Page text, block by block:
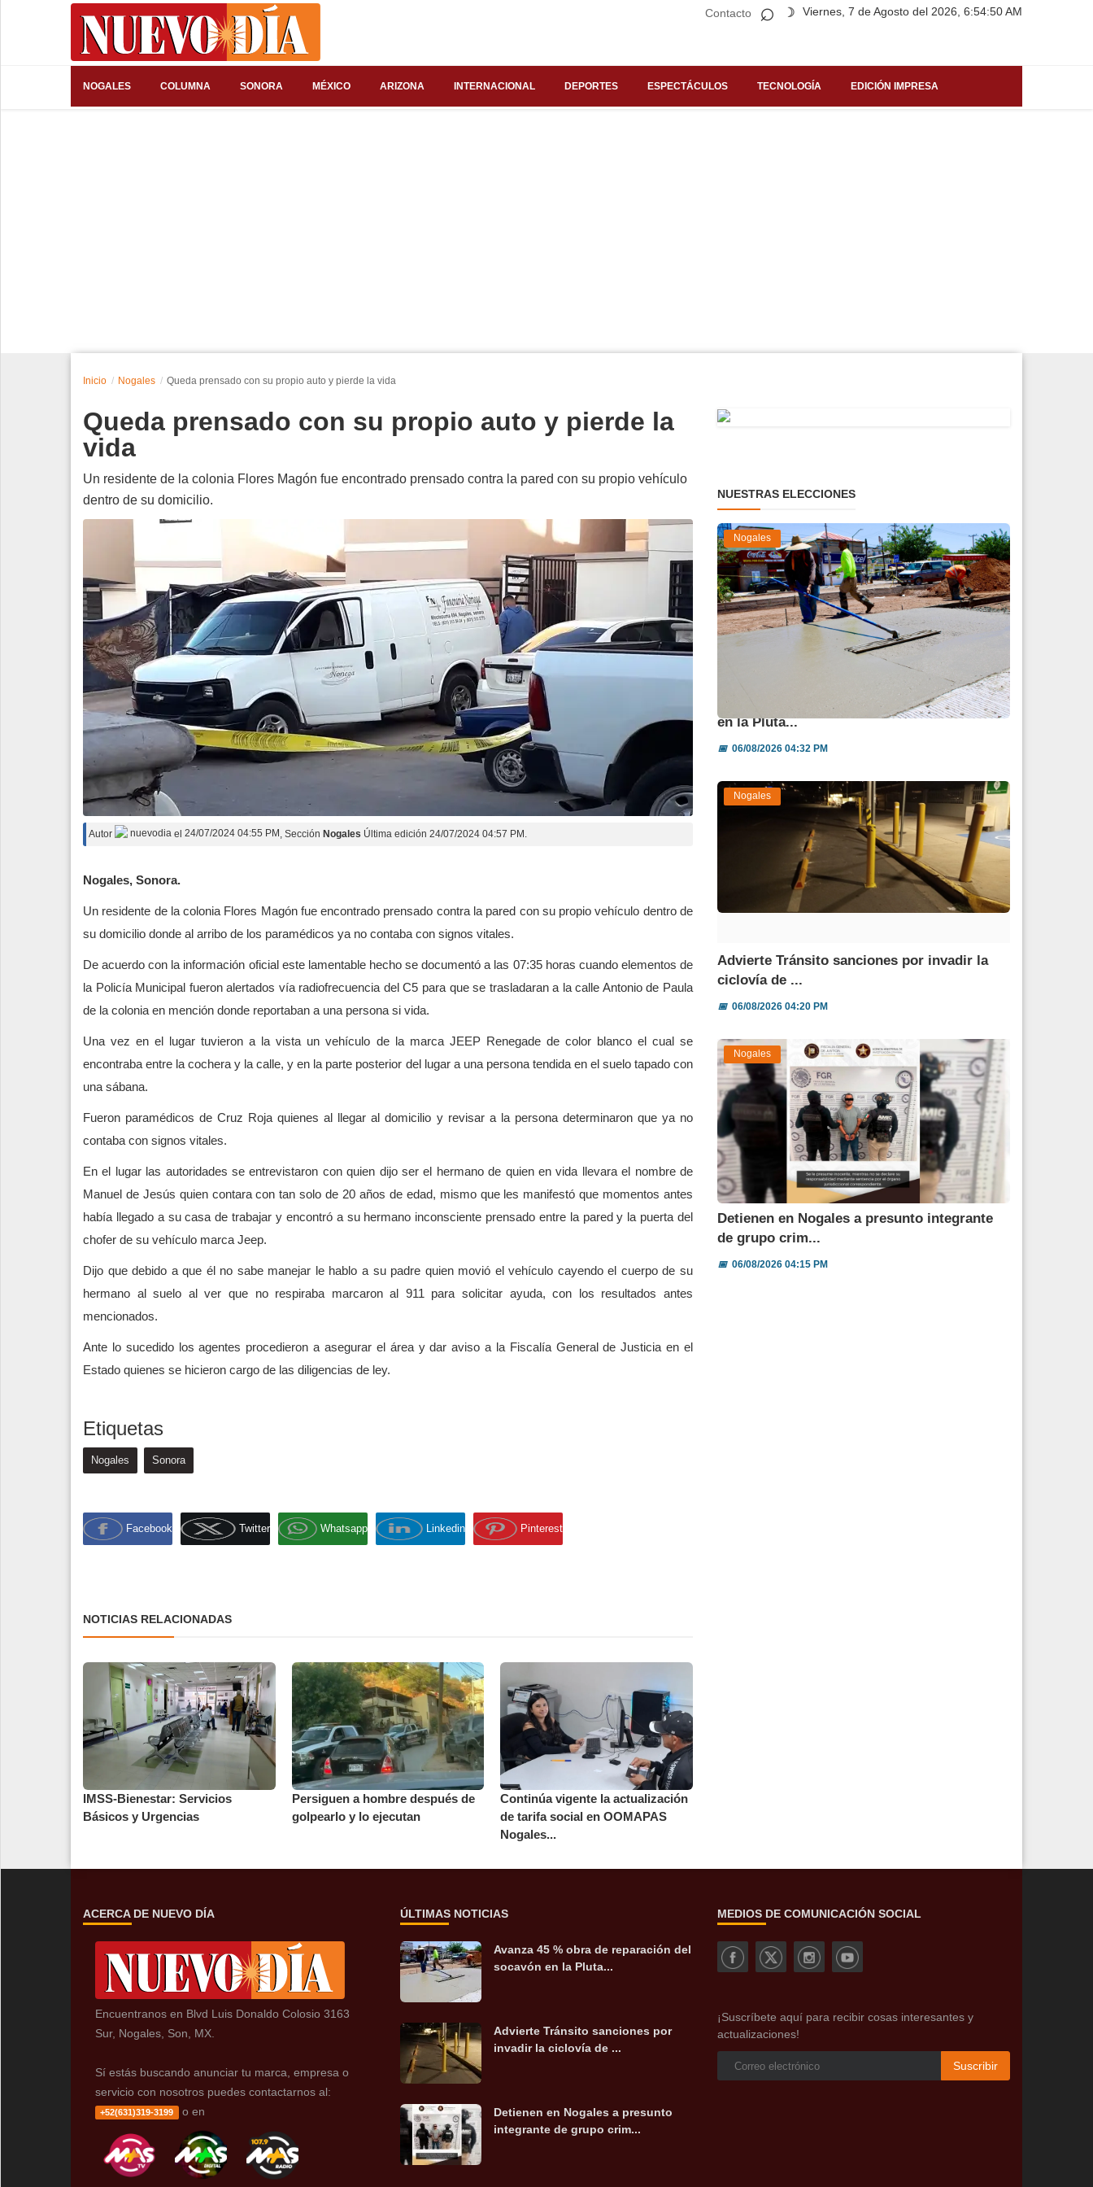
Contacto Viernes, 7 de Agosto del 2026, 6:54:50 AM
⌕ ☽
NOGALES COLUMNA SONORA MÉXICO ARIZONA INTERNACIONAL DEPORTES ESPECTÁCULOS TECNOLOGÍA EDICIÓN IMPRESA
Edición Impresa
Inicio Nogales Queda prensado con su propio auto y pierde la vida
Queda prensado con su propio auto y pierde la
vida
Un residente de la colonia Flores Magón fue encontrado prensado contra la pared con su propio vehículo
dentro de su domicilio.
Autor nuevodia el 24/07/2024 04:55 PM , Sección Nogales Última edición 24/07/2024 04:57 PM.
Nogales, Sonora.
Un residente de la colonia Flores Magón fue encontrado prensado contra la pared con su propio vehículo dentro de
su domicilio donde al arribo de los paramédicos ya no contaba con signos vitales.
De acuerdo con la información oficial este lamentable hecho se documentó a las 07:35 horas cuando elementos de
la Policía Municipal fueron alertados vía radiofrecuencia del C5 para que se trasladaran a la calle Antonio de Paula
de la colonia en mención donde reportaban a una persona si vida.
Una vez en el lugar tuvieron a la vista un vehículo de la marca JEEP Renegade de color blanco el cual se
encontraba entre la cochera y la calle, y en la parte posterior del lugar a una persona tendida en el suelo tapado con
una sábana.
Fueron paramédicos de Cruz Roja quienes al llegar al domicilio y revisar a la persona determinaron que ya no
contaba con signos vitales.
En el lugar las autoridades se entrevistaron con quien dijo ser el hermano de quien en vida llevara el nombre de
Manuel de Jesús quien contara con tan solo de 20 años de edad, mismo que les manifestó que momentos antes
había llegado a su casa de trabajar y encontró a su hermano inconsciente prensado entre la pared y la puerta del
chofer de su vehículo marca Jeep.
Dijo que debido a que él no sabe manejar le hablo a su padre quien movió el vehículo cayendo el cuerpo de su
hermano al suelo al ver que no respiraba marcaron al 911 para solicitar ayuda, con los resultados antes
mencionados.
Ante lo sucedido los agentes procedieron a asegurar el área y dar aviso a la Fiscalía General de Justicia en el
Estado quienes se hicieron cargo de las diligencias de ley.
Etiquetas
Nogales Sonora
Facebook Twitter Whatsapp Linkedin Pinterest
NOTICIAS RELACIONADAS
IMSS-Bienestar: Servicios
Básicos y Urgencias
Persiguen a hombre después de
golpearlo y lo ejecutan
Continúa vigente la actualización
de tarifa social en OOMAPAS
Nogales...
NUESTRAS ELECCIONES
Nogales
Avanza 45 % obra de reparación del socavón
en la Pluta...
📅06/08/2026 04:32 PM
Nogales
Advierte Tránsito sanciones por invadir la
ciclovía de ...
📅06/08/2026 04:20 PM
Nogales
Detienen en Nogales a presunto integrante
de grupo crim...
📅06/08/2026 04:15 PM
ACERCA DE NUEVO DÍA
Encuentranos en Blvd Luis Donaldo Colosio 3163
Sur, Nogales, Son, MX.
Sí estás buscando anunciar tu marca, empresa o
servicio con nosotros puedes contactarnos al:
+52(631)319-3199 o en
ÚLTIMAS NOTICIAS
Avanza 45 % obra de reparación del
socavón en la Pluta...
Advierte Tránsito sanciones por
invadir la ciclovía de ...
Detienen en Nogales a presunto
integrante de grupo crim...
MEDIOS DE COMUNICACIÓN SOCIAL
¡Suscríbete aquí para recibir cosas interesantes y
actualizaciones!
Suscribir